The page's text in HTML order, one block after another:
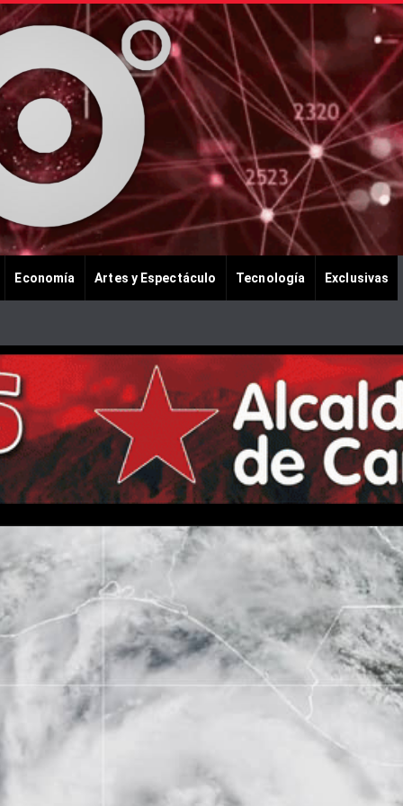
Economía Artes y Espectáculo Tecnología Exclusivas